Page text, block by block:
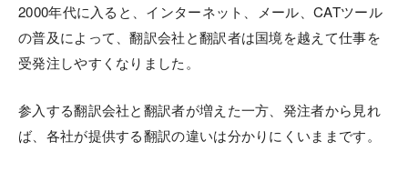
2000年代に入ると、インターネット、メール、CATツール
の普及によって、翻訳会社と翻訳者は国境を越えて仕事を
受発注しやすくなりました。
参入する翻訳会社と翻訳者が増えた一方、発注者から見れ
ば、各社が提供する翻訳の違いは分かりにくいままです。